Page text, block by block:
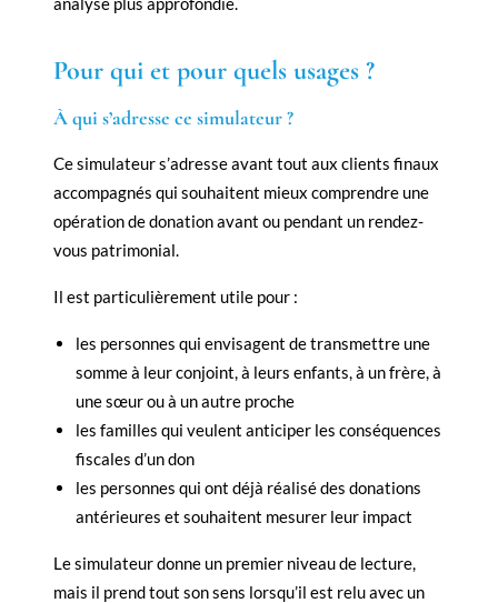
Pour qui et pour quels usages ?
À qui s’adresse ce simulateur ?
Ce simulateur s’adresse avant tout aux clients finaux
accompagnés qui souhaitent mieux comprendre une
opération de donation avant ou pendant un rendez-
vous patrimonial.
Il est particulièrement utile pour :
les personnes qui envisagent de transmettre une
somme à leur conjoint, à leurs enfants, à un frère, à
une sœur ou à un autre proche
les familles qui veulent anticiper les conséquences
fiscales d’un don
les personnes qui ont déjà réalisé des donations
antérieures et souhaitent mesurer leur impact
Le simulateur donne un premier niveau de lecture,
mais il prend tout son sens lorsqu’il est relu avec un